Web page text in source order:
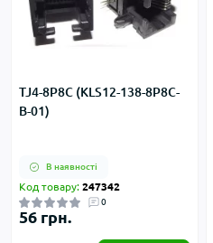
TJ4-8P8C (KLS12-138-8P8C-
B-01)
В наявності
Код товару: 247342
0
56 грн.